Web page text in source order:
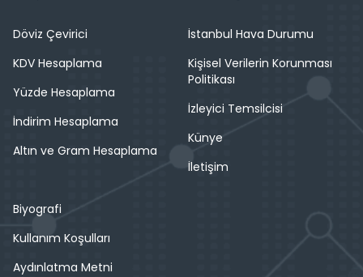
Döviz Çevirici
KDV Hesaplama
Yüzde Hesaplama
İndirim Hesaplama
Altın ve Gram Hesaplama
İstanbul Hava Durumu
Kişisel Verilerin Korunması
Politikası
İzleyici Temsilcisi
Künye
İletişim
Biyografi
Kullanım Koşulları
Aydınlatma Metni